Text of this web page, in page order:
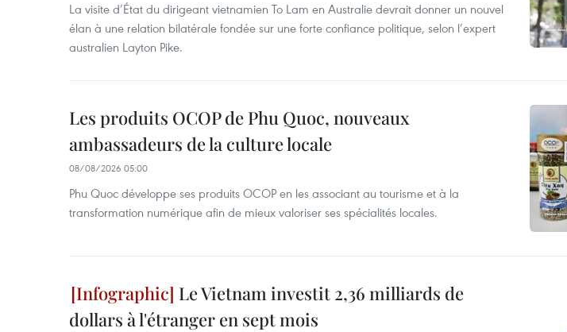
La visite d’État du dirigeant vietnamien To Lam en Australie devrait donner un nouvel
élan à une relation bilatérale fondée sur une forte confiance politique, selon l’expert
australien Layton Pike.
Les produits OCOP de Phu Quoc, nouveaux
ambassadeurs de la culture locale
08/08/2026 05:00
Phu Quoc développe ses produits OCOP en les associant au tourisme et à la
transformation numérique afin de mieux valoriser ses spécialités locales.
Le Vietnam investit 2,36 milliards de
dollars à l'étranger en sept mois